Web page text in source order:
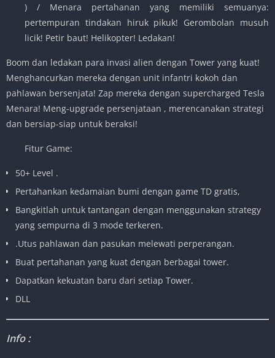
) / Menara pertahanan yang memiliki semuanya:
pertempuran tindakan hiruk pikuk! Gerombolan musuh
licik! Petir baut! Helikopter! Ledakan!
Boom dan ledakan para invasi alien dengan Tower yang kuat!
Menghancurkan mereka dengan unit infantri kokoh dan
pahlawan bersenjata! Zap mereka dengan supercharged Tesla
Menara! Meng-upgrade persenjataan , merencanakan strategi
dan bersiap-siap untuk beraksi!
Fitur Game:
50+ Level .
Pertahankan kedamaian bumi dengan game TD gratis,
Bangkitlah untuk tantangan dengan menggunakan strategy
yang sempurna di 3 mode terkeren.
.Utus pahlawan dan pasukan melewati perperangan.
Buat pertahanan yang kuat dengan berbagai tower.
Dapatkan kekuatan baru dari setiap Tower.
DLL
Info :